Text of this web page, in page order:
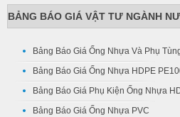
BẢNG BÁO GIÁ VẬT TƯ NGÀNH
Bảng Báo Giá Ống Nhựa Và Phụ
Bảng Báo Giá Ống Nhựa HDPE
Bảng Báo Giá Phụ Kiện Ống Nhựa
Bảng Báo Giá Ống Nhựa PVC